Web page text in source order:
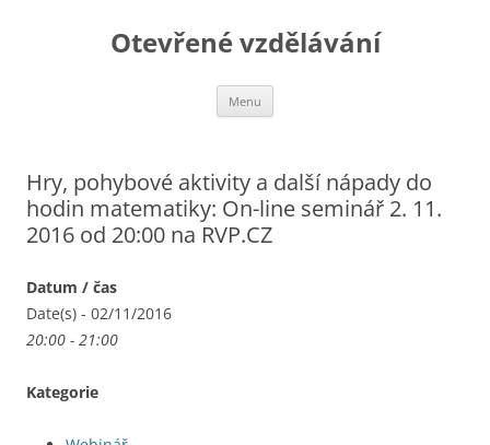
Otevřené vzdělávání
Menu
Hry, pohybové aktivity a další nápady do
hodin matematiky: On-line seminář 2. 11.
2016 od 20:00 na RVP.CZ
Datum / čas
Date(s) - 02/11/2016
20:00 - 21:00
Kategorie